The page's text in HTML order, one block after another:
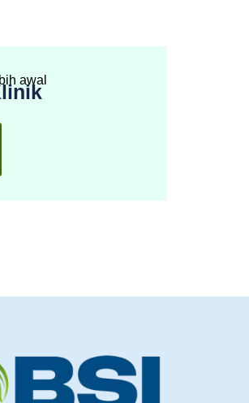
awal